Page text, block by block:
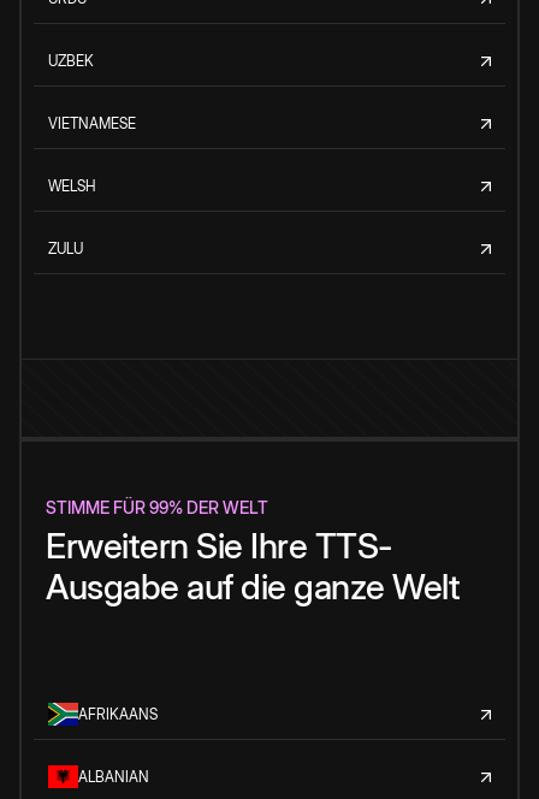
UZBEK
VIETNAMESE
WELSH
ZULU
STIMME FÜR 99% DER WELT
Erweitern Sie Ihre TTS-
Ausgabe auf die ganze Welt
AFRIKAANS
ALBANIAN